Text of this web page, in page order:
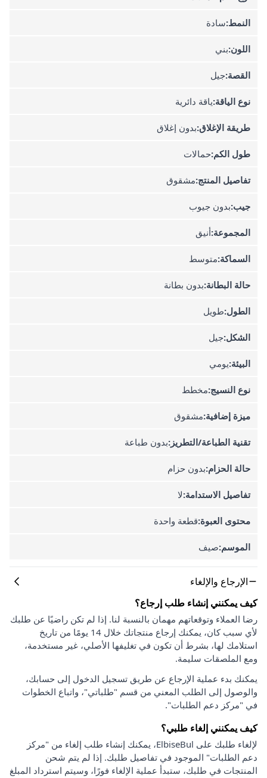
النمط:سادة
اللون:بني
القصة:جيل
نوع الياقة:ياقة دائرية
طريقة الإغلاق:بدون إغلاق
طول الكم:حمالات
تفاصيل المنتج:مشقوق
جيب:بدون جيوب
المجموعة:أنيق
السماكة:متوسط
حالة البطانة:بدون بطانة
الطول:طويل
الشكل:جيل
البيئة:يومي
نوع النسيج:مخطط
ميزة إضافية:مشقوق
تقنية الطباعة/التطريز:بدون طباعة
حالة الحزام:بدون حزام
تفاصيل الاستدامة:لا
محتوى العبوة:قطعة واحدة
الموسم:صيف
الإرجاع والإلغاء
كيف يمكنني إنشاء طلب إرجاع؟
رضا العملاء وتوقعاتهم مهمان بالنسبة لنا. إذا لم تكن راضيًا عن طلبك
لأي سبب كان، يمكنك إرجاع منتجاتك خلال 14 يومًا من تاريخ
استلامك لها، بشرط أن تكون في تغليفها الأصلي، غير مستخدمة،
ومع الملصقات سليمة.
يمكنك بدء عملية الإرجاع عن طريق تسجيل الدخول إلى حسابك،
والوصول إلى الطلب المعني من قسم "طلباتي"، واتباع الخطوات
في "مركز دعم الطلبات".
كيف يمكنني إلغاء طلبي؟
لإلغاء طلبك على ElbiseBul، يمكنك إنشاء طلب إلغاء من "مركز
دعم الطلبات" الموجود في تفاصيل طلبك. إذا لم يتم شحن
المنتجات في طلبك، ستبدأ عملية الإلغاء فورًا، وسيتم استرداد المبلغ